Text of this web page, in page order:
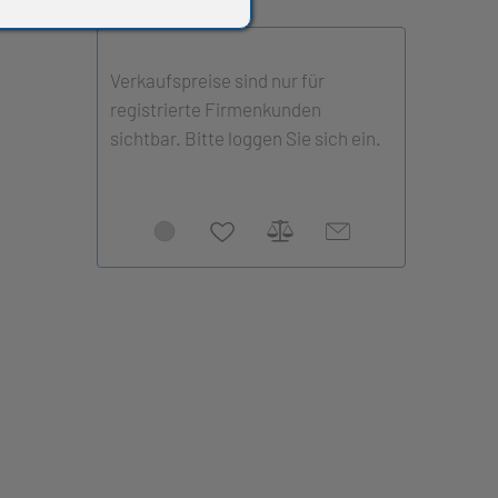
Verkaufspreise sind nur für
registrierte Firmenkunden
sichtbar. Bitte loggen Sie sich ein.